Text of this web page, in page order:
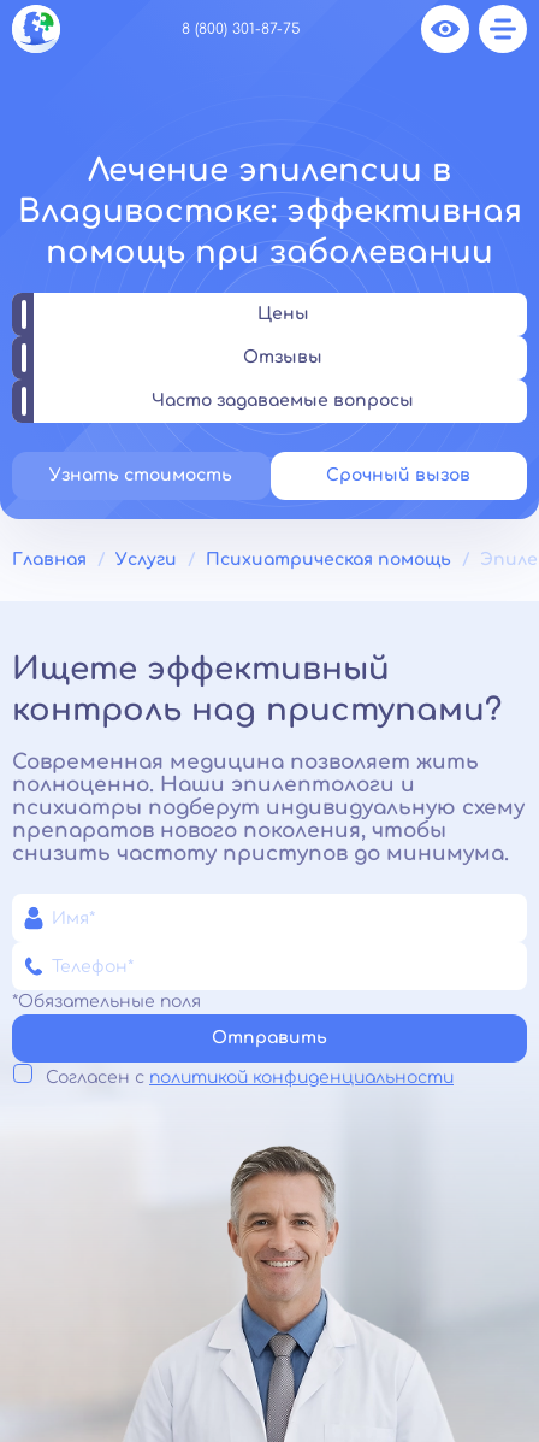
8 (800) 301-87-75
Лечение эпилепсии в
Владивостоке: эффективная
помощь при заболевании
Цены
Отзывы
Часто задаваемые вопросы
Узнать стоимость Срочный вызов
Главная Услуги Психиатрическая помощь
Ищете эффективный
контроль над приступами?
Современная медицина позволяет жить
полноценно. Наши эпилептологи и
психиатры подберут индивидуальную схему
препаратов нового поколения, чтобы
снизить частоту приступов до минимума.
*Обязательные поля
Отправить
Согласен с политикой конфиденциальности